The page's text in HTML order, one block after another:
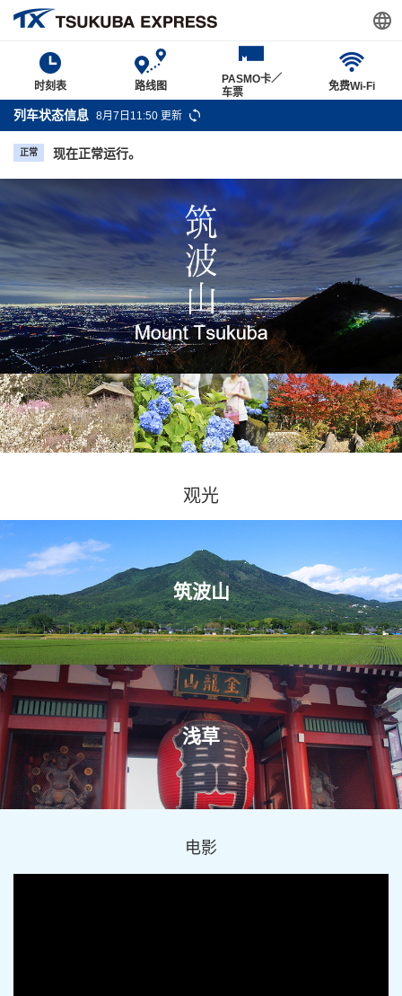
时刻表 路线图
PASMO卡／
车票
免费Wi-Fi
列车状态信息 8月7日11:50 更新
正常 现在正常运行。
观光
筑波山
浅草
电影